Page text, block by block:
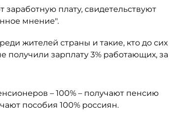
плату, свидетельствуют
мнение".
жителей страны и такие, кто до сих
получили зарплату 3% работающих, за
– 100% – получают пенсию
пособия 100% россиян.